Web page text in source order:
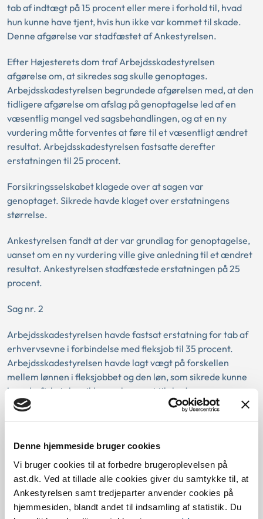
Denne hjemmeside bruger cookies
Vi bruger cookies til at forbedre brugeroplevelsen på
ast.dk. Ved at tillade alle cookies giver du samtykke til, at
Ankestyrelsen samt tredjeparter anvender cookies på
hjemmesiden, blandt andet til indsamling af statistik. Du
tab af indtægt på 15 procent eller mere i forhold til, hvad
hun kunne have tjent, hvis hun ikke var kommet til skade.
Denne afgørelse var stadfæstet af Ankestyrelsen.
Efter Højesterets dom traf Arbejdsskadestyrelsen
afgørelse om, at sikredes sag skulle genoptages.
Arbejdsskadestyrelsen begrundede afgørelsen med, at den
tidligere afgørelse om afslag på genoptagelse led af en
væsentlig mangel ved sagsbehandlingen, og at en ny
vurdering måtte forventes at føre til et væsentligt ændret
resultat. Arbejdsskadestyrelsen fastsatte derefter
erstatningen til 25 procent.
Forsikringsselskabet klagede over at sagen var
genoptaget. Sikrede havde klaget over erstatningens
størrelse.
Ankestyrelsen fandt at der var grundlag for genoptagelse,
uanset om en ny vurdering ville give anledning til et ændret
resultat. Ankestyrelsen stadfæstede erstatningen på 25
procent.
Sag nr. 2
Arbejdsskadestyrelsen havde fastsat erstatning for tab af
erhvervsevne i forbindelse med fleksjob til 35 procent.
Arbejdsskadestyrelsen havde lagt vægt på forskellen
mellem lønnen i fleksjobbet og den løn, som sikrede kunne
have haft, hvis han ikke var kommet til skade.
Arbejdsskadestyrelsen begrundede afgørelsen med, at den
tidligere afgørelse om afslag på genoptagelse led af en
væsentlig mangel ved sagsbehandlingen, og at en ny
vurdering måtte forventes at føre til et væsentligt ændret
resultat. Arbejdsskadestyrelsen forhøjede derefter
erstatningen til 40 procent.